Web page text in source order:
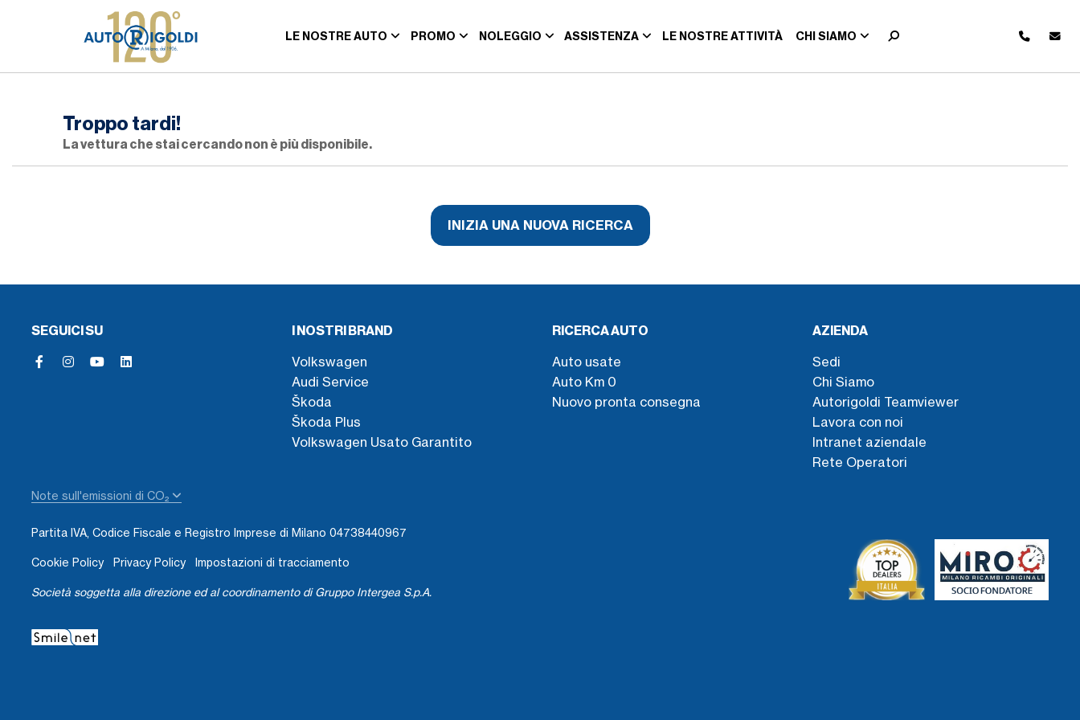
LE NOSTRE AUTO PROMO NOLEGGIO ASSISTENZA LE NOSTRE ATTIVITÀ CHI SIAMO
Troppo tardi!
La vettura che stai cercando non è più disponibile.
INIZIA UNA NUOVA RICERCA
SEGUICI SU I NOSTRI BRAND
Volkswagen
Audi Service
Škoda
Škoda Plus
Volkswagen Usato Garantito
RICERCA AUTO
Auto usate
Auto Km 0
Nuovo pronta consegna
AZIENDA
Sedi
Chi Siamo
Autorigoldi Teamviewer
Lavora con noi
Intranet aziendale
Rete Operatori
Note sull'emissioni di CO₂
Partita IVA, Codice Fiscale e Registro Imprese di Milano 04738440967
Cookie Policy Privacy Policy Impostazioni di tracciamento
Società soggetta alla direzione ed al coordinamento di Gruppo Intergea S.p.A.